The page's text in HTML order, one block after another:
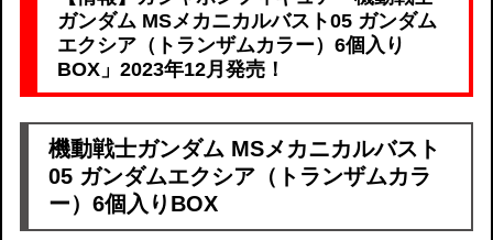
ガンダム MSメカニカルバスト05 ガンダム
エクシア（トランザムカラー）6個入り
BOX 」2023年12月発売！
機動戦士ガンダム MSメカニカルバスト
05 ガンダムエクシア（トランザムカラ
ー）6個入りBOX